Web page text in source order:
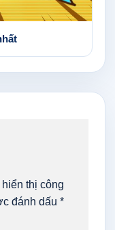
thị công
đánh dấu *